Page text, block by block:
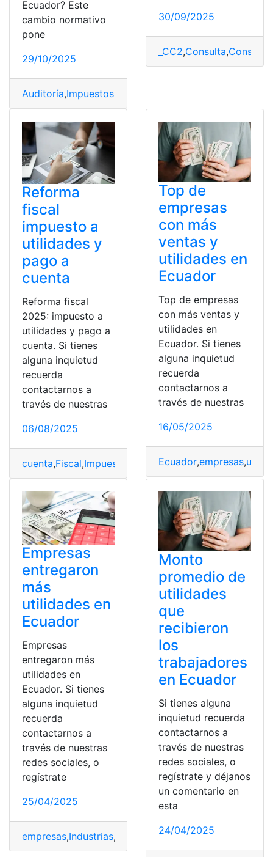
Ecuador? Este
cambio normativo
pone
29/10/2025
Auditoría,Impuestos
30/09/2025
_CC2,Consulta,Consulta
Reforma
fiscal
impuesto a
utilidades y
pago a
cuenta
Reforma fiscal
2025: impuesto a
utilidades y pago a
cuenta. Si tienes
alguna inquietud
recuerda
contactarnos a
través de nuestras
06/08/2025
cuenta,Fiscal,Impuesto Reforma,utilidades
Top de
empresas
con más
ventas y
utilidades en
Ecuador
Top de empresas
con más ventas y
utilidades en
Ecuador. Si tienes
alguna inquietud
recuerda
contactarnos a
través de nuestras
16/05/2025
Ecuador,empresas,
Empresas
entregaron
más
utilidades en
Ecuador
Empresas
entregaron más
utilidades en
Ecuador. Si tienes
alguna inquietud
recuerda
contactarnos a
través de nuestras
redes sociales, o
regístrate
25/04/2025
empresas,Industrias, Trabajadores,utilidades
Monto
promedio de
utilidades
que
recibieron
los
trabajadores
en Ecuador
Si tienes alguna
inquietud recuerda
contactarnos a
través de nuestras
redes sociales, o
regístrate y déjanos
un comentario en
esta
24/04/2025